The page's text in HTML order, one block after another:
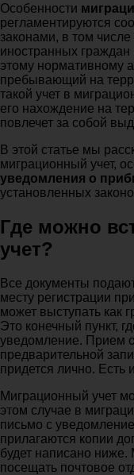
Особенности
регламентируются
законами, в том
иностранных граждан
этому нормативному
пребывающий на
такой учет в
его нахождение на
повлечет за собой
В этой статье мы
миграционный учет,
уведомления о
установленных
Где можно
учет?
Все документы
месту регистрации
может выступать как
Это конечный пункт,
уведомление. Прием
предварительной
придется лично. Есть
Миграционный учет
этом случае в
письмо с
прилагаются копии
будет написано ниже.
посещать почтовое